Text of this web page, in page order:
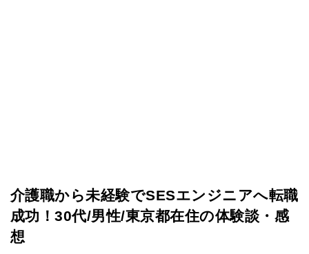
介護職から未経験でSESエンジニアへ転職
成功！30代/男性/東京都在住の体験談・感
想